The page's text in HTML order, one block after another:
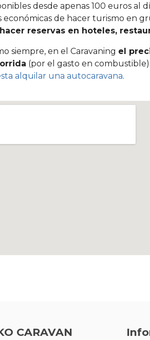
desde apenas 100 euros al
económicas de hacer turismo en
reservas en hoteles,
siempre, en el Caravaning el
(por el gasto en
alquilar una autocaravana.
CARAVAN